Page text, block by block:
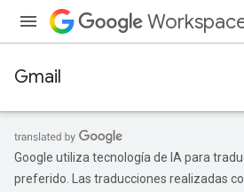
Gmail
Google utiliza tecnología de IA para
preferido. Las traducciones realizadas